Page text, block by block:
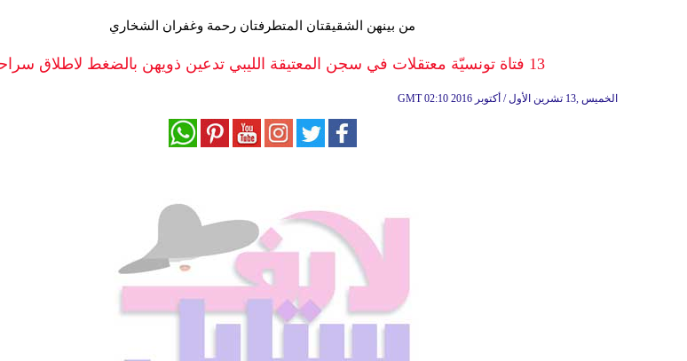
من بينهن الشقيقتان المتطرفتان رحمة وغفران الشخاري
13 فتاة تونسيّة معتقلات في سجن المعتيقة الليبي تدعين ذويهن بالضغط لاطلاق سراحهن
GMT 02:10 2016 الخميس ,13 تشرين الأول / أكتوبر